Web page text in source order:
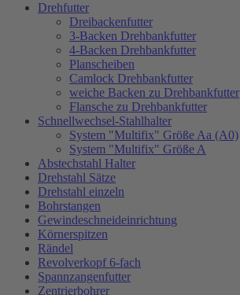
Drehfutter
Dreibackenfutter
3-Backen Drehbankfutter
4-Backen Drehbankfutter
Planscheiben
Camlock Drehbankfutter
weiche Backen zu Drehbankfutter
Flansche zu Drehbankfutter
Schnellwechsel-Stahlhalter
System "Multifix" Größe Aa (A0)
System "Multifix" Größe A
Abstechstahl Halter
Drehstahl Sätze
Drehstahl einzeln
Bohrstangen
Gewindeschneideinrichtung
Körnerspitzen
Rändel
Revolverkopf 6-fach
Spannzangenfutter
Zentrierbohrer